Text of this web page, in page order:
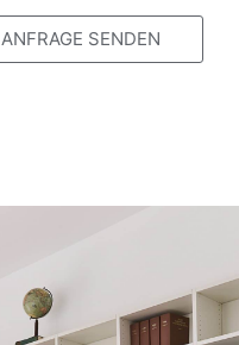
ANFRAGE SENDEN